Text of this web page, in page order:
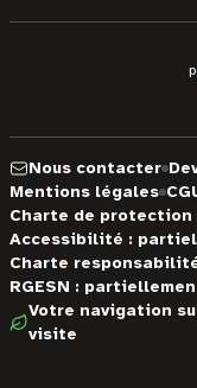
Nous contacter
Mentions légales
Charte de protection
Accessibilité :
Charte
RGESN :
Votre navigation
visite